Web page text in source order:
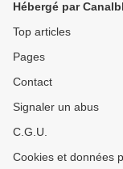
Hébergé par
Top articles
Pages
Contact
Signaler un abus
C.G.U.
Cookies et données